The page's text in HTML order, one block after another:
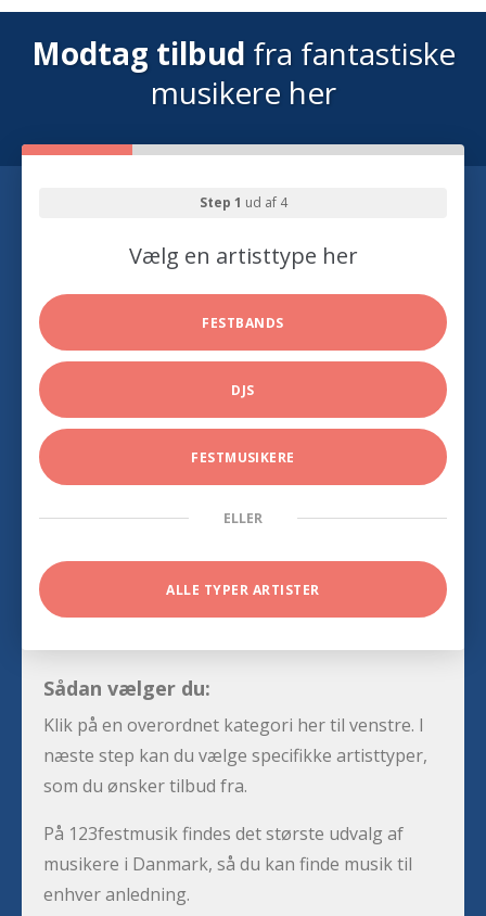
Modtag tilbud fra fantastiske
musikere her
Step 1 ud af 4
Vælg en artisttype her
FESTBANDS
DJS
FESTMUSIKERE
ELLER
ALLE TYPER ARTISTER
Sådan vælger du:
Klik på en overordnet kategori her til venstre. I
næste step kan du vælge specifikke artisttyper,
som du ønsker tilbud fra.
På 123festmusik findes det største udvalg af
musikere i Danmark, så du kan finde musik til
enhver anledning.